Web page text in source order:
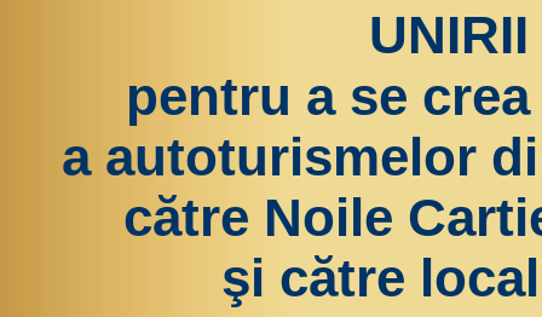
pentru a se
a autoturismelor
către Noile
şi către